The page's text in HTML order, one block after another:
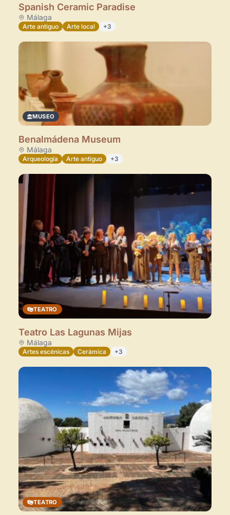
Espacios en la zona
Spanish Ceramic Paradise
Málaga
Arte antiguo Arte local +3
MUSEO
Benalmádena Museum
Málaga
Arqueología Arte antiguo +3
TEATRO
Teatro Las Lagunas Mijas
Málaga
Artes escénicas Cerámica +3
TEATRO
Sigue las visitas de tus obras
Crear cuenta y abrir mi Panel Explorar obras